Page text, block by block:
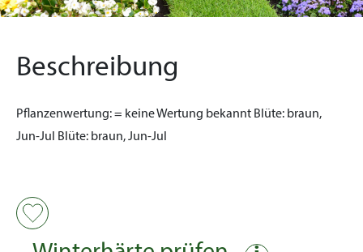
Beschreibung
Pflanzenwertung:= keine Wertung bekannt Blüte: braun,
Jun-Jul
Blüte: braun, Jun-Jul